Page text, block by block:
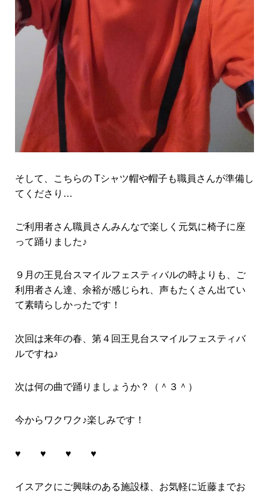
そして、こちらの Tシャツ帽や帽子も職員さんが準備し
てくださり…
ご利用者さん職員さんみんなで楽しく元気に椅子に座
って踊りました♪
９月の王見台スマイルフェスティバルの時よりも、ご
利用者さん達、余裕が感じられ、声もたくさん出てい
て素晴らしかったです！
次回は来年の春、第４回王見台スマイルフェスティバ
ルですね♪
次は何の曲で踊りましょうか？（＾３＾）
今からワクワク♪楽しみです！
♥ ♥ ♥ ♥
イスアクにご興味のある施設様、お気軽に近藤までお